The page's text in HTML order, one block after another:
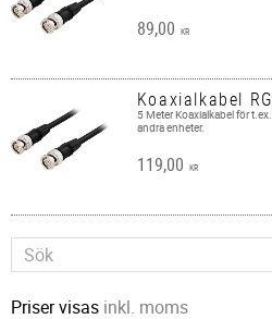
89,00 KR
Koaxialkabel
5 Meter ​Koaxialkabel för
andra enheter.
119,00 KR
Priser visas inkl. moms